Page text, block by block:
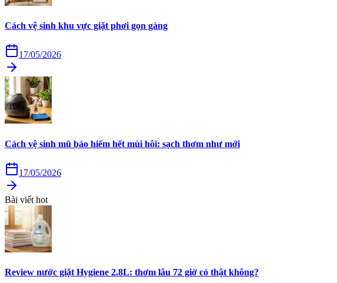
Cách vệ sinh khu vực giặt phơi gọn gàng
17/05/2026
Cách vệ sinh mũ bảo hiểm hết mùi hôi: sạch thơm như mới
17/05/2026
Bài viết hot
Review nước giặt Hygiene 2.8L: thơm lâu 72 giờ có thật không?